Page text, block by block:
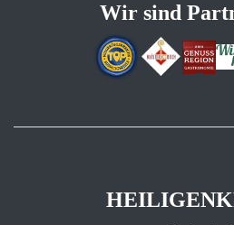
Wir sind